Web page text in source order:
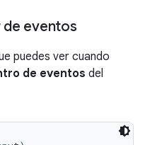
eventos
puedes ver cuando
de eventos del